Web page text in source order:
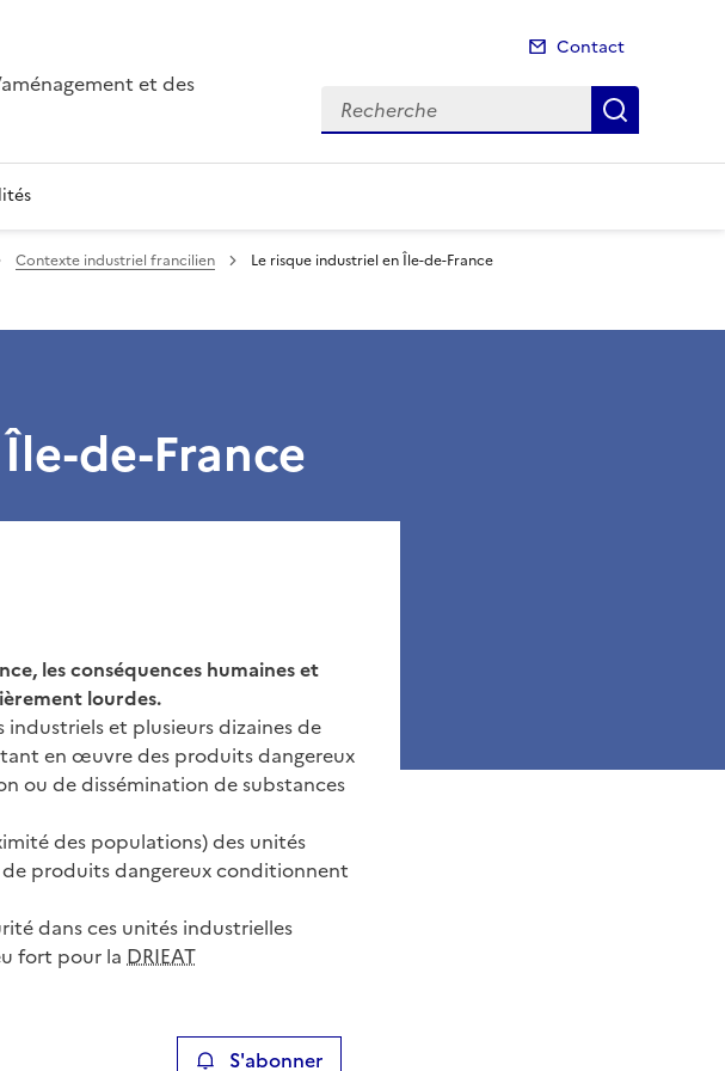
et des
Contact
Recherche
Contexte industriel francilien Le risque industriel en Île-de-France
de-France
les conséquences humaines et
lourdes.
industriels et plusieurs dizaines de
en œuvre des produits dangereux
ou de dissémination de substances
des populations) des unités
produits dangereux conditionnent
dans ces unités industrielles
fort pour la DRIEAT
S'abonner